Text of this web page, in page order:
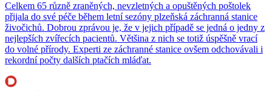
Celkem 65 různě zraněných, nevzletných a opuštěných poštolek
přijala do své péče během letní sezóny plzeňská záchranná stanice
živočichů. Dobrou zprávou je, že v jejich případě se jedná o jedny z
nejlepších zvířecích pacientů. Většina z nich se totiž úspěšně vrací
do volné přírody. Experti ze záchranné stanice ovšem odchovávali i
rekordní počty dalších ptačích mláďat.